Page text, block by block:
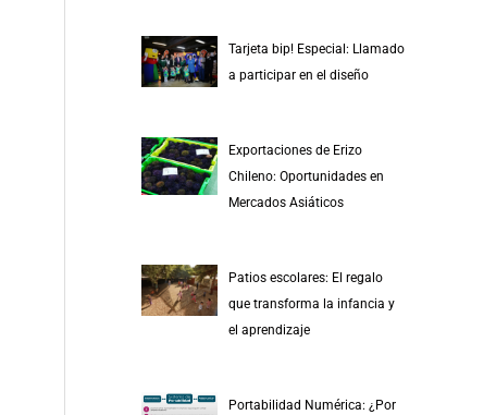
Tarjeta bip! Especial: Llamado
a participar en el diseño
Exportaciones de Erizo
Chileno: Oportunidades en
Mercados Asiáticos
Patios escolares: El regalo
que transforma la infancia y
el aprendizaje
Portabilidad Numérica: ¿Por